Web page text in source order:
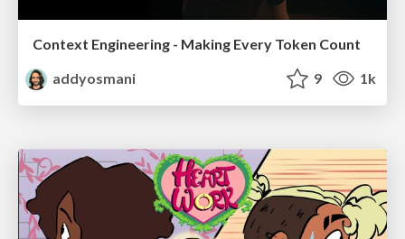
Context Engineering - Making Every Token Count
addyosmani
9 1k